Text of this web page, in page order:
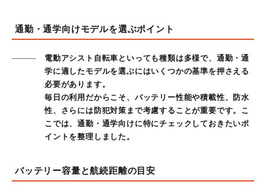
通勤・通学向けモデルを選ぶポイント
電動アシスト自転車といっても種類は多様で、通勤・通
学に適したモデルを選ぶにはいくつかの基準を押さえる
必要があります。
毎日の利用だからこそ、バッテリー性能や積載性、防水
性、さらには防犯対策まで考慮することが重要です。こ
こでは、通勤・通学向けに特にチェックしておきたいポ
イントを整理しました。
バッテリー容量と航続距離の目安